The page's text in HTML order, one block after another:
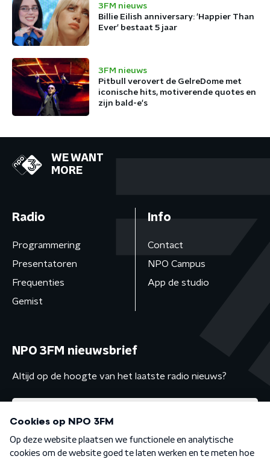
3FM nieuws
Billie Eilish anniversary: 'Happier Than
Ever' bestaat 5 jaar
3FM nieuws
Pitbull verovert de GelreDome met
iconische hits, motiverende quotes en
zijn bald-e's
WE WANT
MORE
Radio
Programmering
Presentatoren
Frequenties
Gemist
Info
Contact
NPO Campus
App de studio
NPO 3FM nieuwsbrief
Altijd op de hoogte van het laatste radio nieuws?